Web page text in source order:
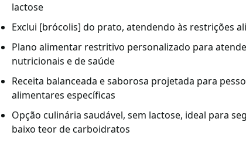
lactose
Exclui [brócolis] do prato, atendendo às restrições
Plano alimentar restritivo personalizado para
nutricionais e de saúde
Receita balanceada e saborosa projetada para
alimentares específicas
Opção culinária saudável, sem lactose, ideal para
baixo teor de carboidratos